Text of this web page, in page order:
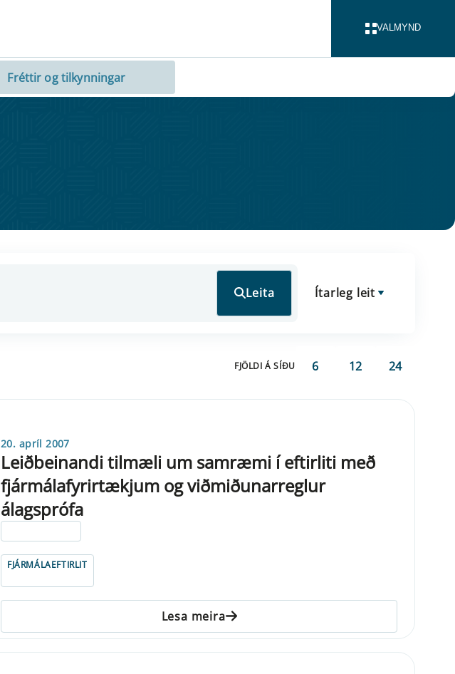
VALMYND
Fréttir og tilkynningar
Leita Ítarleg leit
FJÖLDI Á SÍÐU 6 12 24
20. apríl 2007
Leiðbeinandi tilmæli um samræmi í eftirliti með
fjármálafyrirtækjum og viðmiðunarreglur
álagsprófa
FJÁRMÁLAEFTIRLIT
Lesa meira